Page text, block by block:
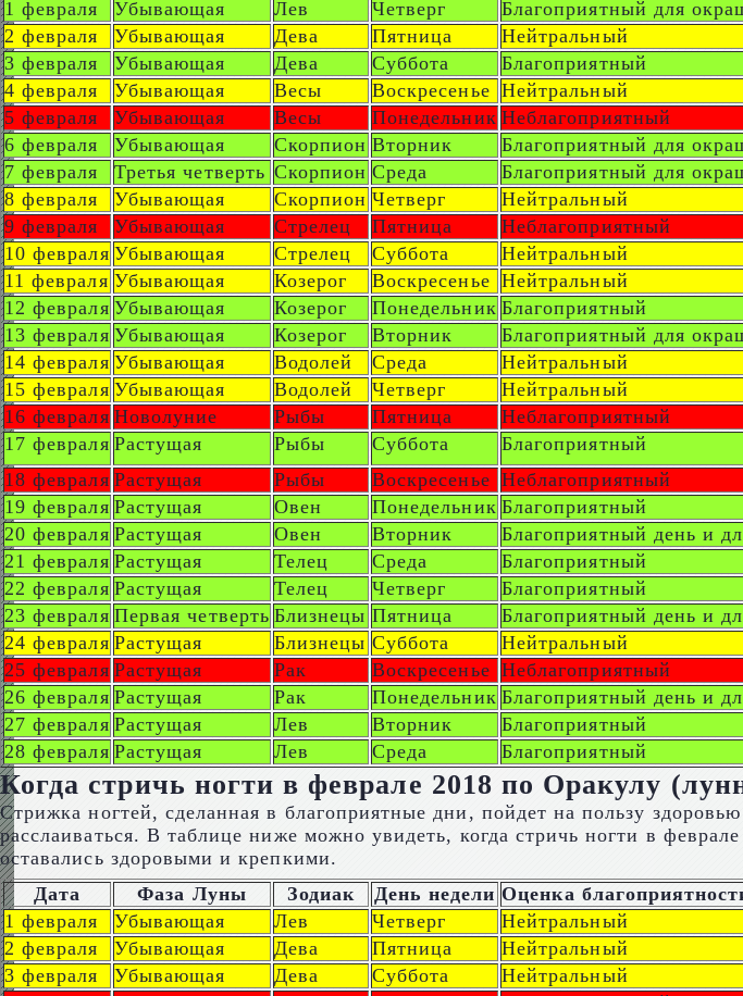
1 февраля
Убывающая Лев Четверг
Благоприятный для
2 февраля
Убывающая Дева Пятница
Нейтральный
3 февраля
Убывающая Дева Суббота
Благоприятный
4 февраля
Убывающая Весы Воскресенье Нейтральный
5 февраля
Убывающая Весы Понедельник Неблагоприятный
6 февраля
Убывающая Скорпион Вторник
Благоприятный для
7 февраля
Третья четверть Скорпион Среда
Благоприятный для
8 февраля
Убывающая Скорпион Четверг
Нейтральный
9 февраля
Убывающая Стрелец Пятница
Неблагоприятный
10 февраля Убывающая Стрелец Суббота
Нейтральный
11 февраля Убывающая Козерог Воскресенье Нейтральный
12 февраля Убывающая Козерог Понедельник Благоприятный
13 февраля Убывающая Козерог Вторник
Благоприятный для
14 февраля Убывающая Водолей Среда
Нейтральный
15 февраля Убывающая Водолей Четверг
Нейтральный
16 февраля Новолуние Рыбы Пятница
Неблагоприятный
17 февраля Растущая Рыбы Суббота
Благоприятный
18 февраля Растущая Рыбы Воскресенье Неблагоприятный
19 февраля Растущая Овен Понедельник Благоприятный
20 февраля Растущая Овен Вторник
Благоприятный день и
21 февраля Растущая Телец Среда
Благоприятный
22 февраля Растущая Телец Четверг
Благоприятный
23 февраля Первая четверть Близнецы Пятница
Благоприятный день и
24 февраля Растущая Близнецы Суббота
Нейтральный
25 февраля Растущая Рак Воскресенье Неблагоприятный
26 февраля Растущая Рак Понедельник Благоприятный день и
27 февраля Растущая Лев Вторник
Благоприятный
28 февраля Растущая Лев Среда Благоприятный
Когда стричь ногти в феврале 2018 по Оракулу
Стрижка ногтей, сделанная в благоприятные дни, пойдет на пользу
расслаиваться. В таблице ниже можно увидеть, когда стричь ногти в
оставались здоровыми и крепкими.
Дата
Фаза Луны Зодиак День недели Оценка
1 февраля
Убывающая Лев Четверг
Нейтральный
2 февраля
Убывающая Дева Пятница
Нейтральный
3 февраля
Убывающая Дева Суббота
Нейтральный